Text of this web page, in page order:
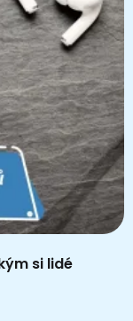
si lidé